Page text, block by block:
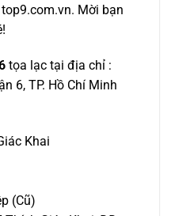
Mời bạn
tọa lạc tại địa chỉ :
6, TP. Hồ Chí Minh
Khai
(Cũ)